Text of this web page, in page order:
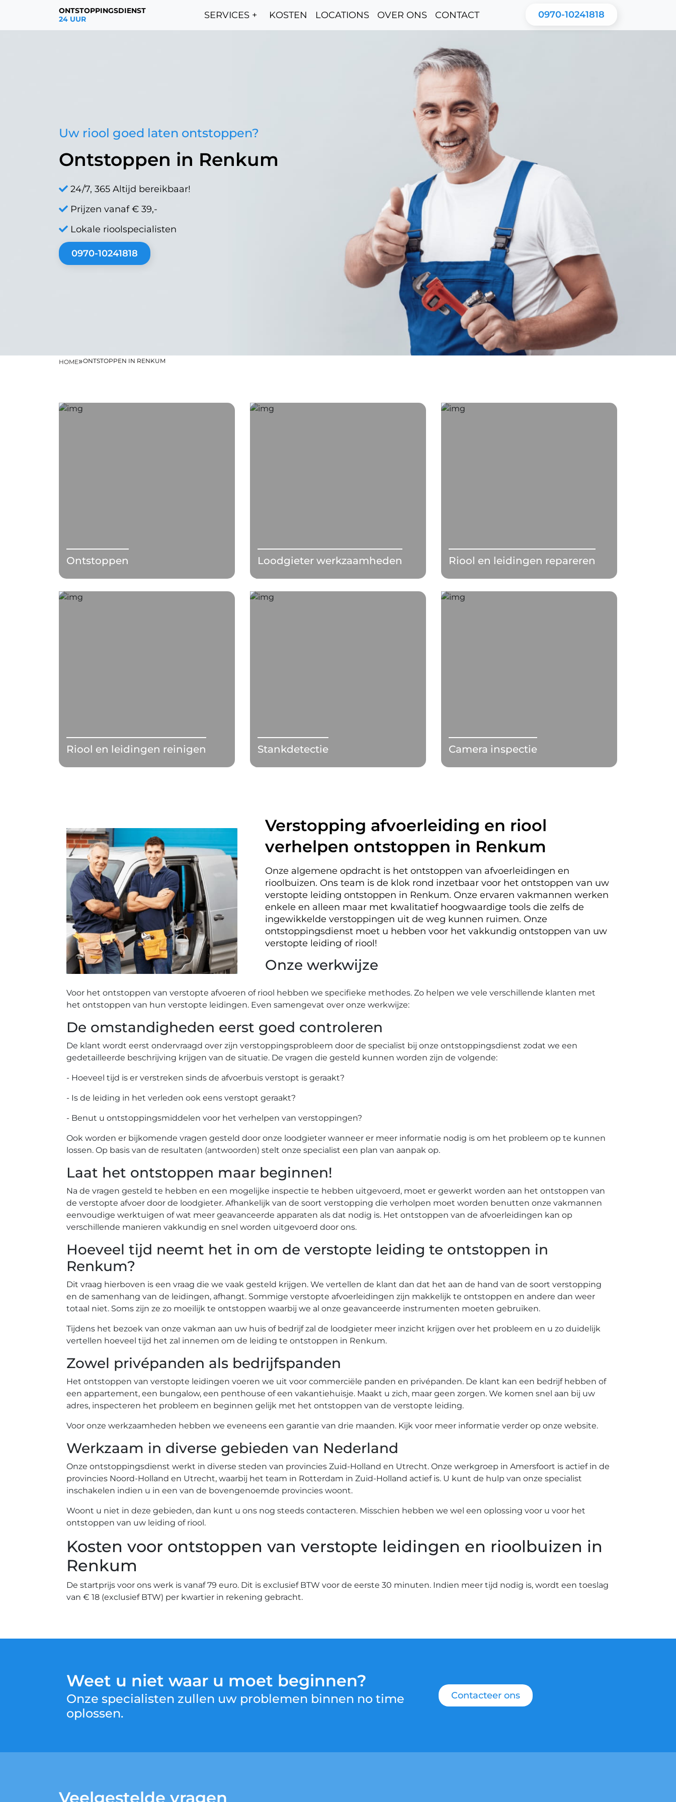
ONTSTOPPINGSDIENST
24 UUR
SERVICES + KOSTEN LOCATIONS OVER ONS CONTACT 0970-10241818
Uw riool goed laten ontstoppen?
Ontstoppen in Renkum
24/7, 365 Altijd bereikbaar!
Prijzen vanaf € 39,-
Lokale rioolspecialisten
0970-10241818
HOME»ONTSTOPPEN IN RENKUM
Ontstoppen Loodgieter werkzaamheden Riool en leidingen repareren
Riool en leidingen reinigen Stankdetectie Camera inspectie
Verstopping afvoerleiding en riool
verhelpen ontstoppen in Renkum
Onze algemene opdracht is het ontstoppen van afvoerleidingen en
rioolbuizen. Ons team is de klok rond inzetbaar voor het ontstoppen van uw
verstopte leiding ontstoppen in Renkum. Onze ervaren vakmannen werken
enkele en alleen maar met kwalitatief hoogwaardige tools die zelfs de
ingewikkelde verstoppingen uit de weg kunnen ruimen. Onze
ontstoppingsdienst moet u hebben voor het vakkundig ontstoppen van uw
verstopte leiding of riool!
Onze werkwijze
Voor het ontstoppen van verstopte afvoeren of riool hebben we specifieke methodes. Zo helpen we vele verschillende klanten met
het ontstoppen van hun verstopte leidingen. Even samengevat over onze werkwijze:
De omstandigheden eerst goed controleren
De klant wordt eerst ondervraagd over zijn verstoppingsprobleem door de specialist bij onze ontstoppingsdienst zodat we een
gedetailleerde beschrijving krijgen van de situatie. De vragen die gesteld kunnen worden zijn de volgende:
- Hoeveel tijd is er verstreken sinds de afvoerbuis verstopt is geraakt?
- Is de leiding in het verleden ook eens verstopt geraakt?
- Benut u ontstoppingsmiddelen voor het verhelpen van verstoppingen?
Ook worden er bijkomende vragen gesteld door onze loodgieter wanneer er meer informatie nodig is om het probleem op te kunnen
lossen. Op basis van de resultaten (antwoorden) stelt onze specialist een plan van aanpak op.
Laat het ontstoppen maar beginnen!
Na de vragen gesteld te hebben en een mogelijke inspectie te hebben uitgevoerd, moet er gewerkt worden aan het ontstoppen van
de verstopte afvoer door de loodgieter. Afhankelijk van de soort verstopping die verholpen moet worden benutten onze vakmannen
eenvoudige werktuigen of wat meer geavanceerde apparaten als dat nodig is. Het ontstoppen van de afvoerleidingen kan op
verschillende manieren vakkundig en snel worden uitgevoerd door ons.
Hoeveel tijd neemt het in om de verstopte leiding te ontstoppen in
Renkum?
Dit vraag hierboven is een vraag die we vaak gesteld krijgen. We vertellen de klant dan dat het aan de hand van de soort verstopping
en de samenhang van de leidingen, afhangt. Sommige verstopte afvoerleidingen zijn makkelijk te ontstoppen en andere dan weer
totaal niet. Soms zijn ze zo moeilijk te ontstoppen waarbij we al onze geavanceerde instrumenten moeten gebruiken.
Tijdens het bezoek van onze vakman aan uw huis of bedrijf zal de loodgieter meer inzicht krijgen over het probleem en u zo duidelijk
vertellen hoeveel tijd het zal innemen om de leiding te ontstoppen in Renkum.
Zowel privépanden als bedrijfspanden
Het ontstoppen van verstopte leidingen voeren we uit voor commerciële panden en privépanden. De klant kan een bedrijf hebben of
een appartement, een bungalow, een penthouse of een vakantiehuisje. Maakt u zich, maar geen zorgen. We komen snel aan bij uw
adres, inspecteren het probleem en beginnen gelijk met het ontstoppen van de verstopte leiding.
Voor onze werkzaamheden hebben we eveneens een garantie van drie maanden. Kijk voor meer informatie verder op onze website.
Werkzaam in diverse gebieden van Nederland
Onze ontstoppingsdienst werkt in diverse steden van provincies Zuid-Holland en Utrecht. Onze werkgroep in Amersfoort is actief in de
provincies Noord-Holland en Utrecht, waarbij het team in Rotterdam in Zuid-Holland actief is. U kunt de hulp van onze specialist
inschakelen indien u in een van de bovengenoemde provincies woont.
Woont u niet in deze gebieden, dan kunt u ons nog steeds contacteren. Misschien hebben we wel een oplossing voor u voor het
ontstoppen van uw leiding of riool.
Kosten voor ontstoppen van verstopte leidingen en rioolbuizen in
Renkum
De startprijs voor ons werk is vanaf 79 euro. Dit is exclusief BTW voor de eerste 30 minuten. Indien meer tijd nodig is, wordt een toeslag
van € 18 (exclusief BTW) per kwartier in rekening gebracht.
Weet u niet waar u moet beginnen?
Onze specialisten zullen uw problemen binnen no time
oplossen.
Contacteer ons
Veelgestelde vragen